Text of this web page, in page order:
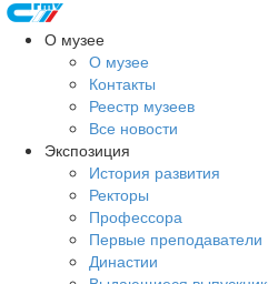
О музее
О музее
Контакты
Реестр музеев
Все новости
Экспозиция
История развития
Ректоры
Профессора
Первые преподаватели
Династии